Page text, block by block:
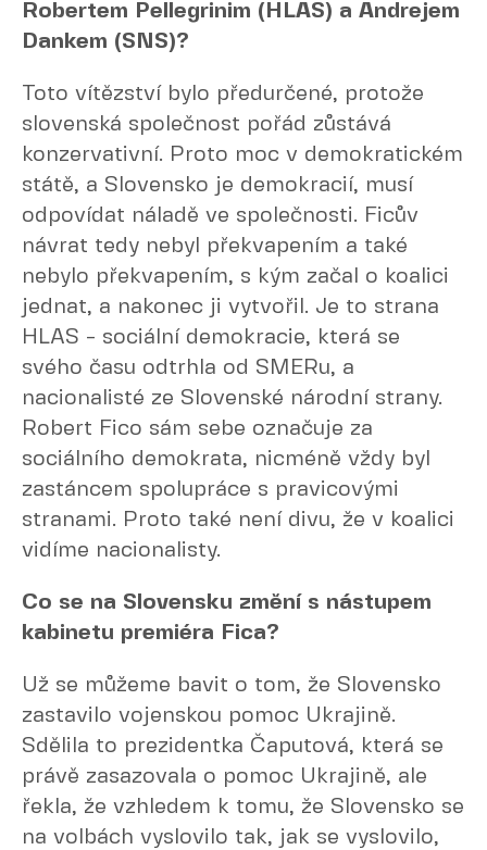
Robertem Pellegrinim (HLAS) a Andrejem
Dankem (SNS)?
Toto vítězství bylo předurčené, protože
slovenská společnost pořád zůstává
konzervativní. Proto moc v demokratickém
státě, a Slovensko je demokracií, musí
odpovídat náladě ve společnosti. Ficův
návrat tedy nebyl překvapením a také
nebylo překvapením, s kým začal o koalici
jednat, a nakonec ji vytvořil. Je to strana
HLAS - sociální demokracie, která se
svého času odtrhla od SMERu, a
nacionalisté ze Slovenské národní strany.
Robert Fico sám sebe označuje za
sociálního demokrata, nicméně vždy byl
zastáncem spolupráce s pravicovými
stranami. Proto také není divu, že v koalici
vidíme nacionalisty.
Co se na Slovensku změní s nástupem
kabinetu premiéra Fica?
Už se můžeme bavit o tom, že Slovensko
zastavilo vojenskou pomoc Ukrajině.
Sdělila to prezidentka Čaputová, která se
právě zasazovala o pomoc Ukrajině, ale
řekla, že vzhledem k tomu, že Slovensko se
na volbách vyslovilo tak, jak se vyslovilo,